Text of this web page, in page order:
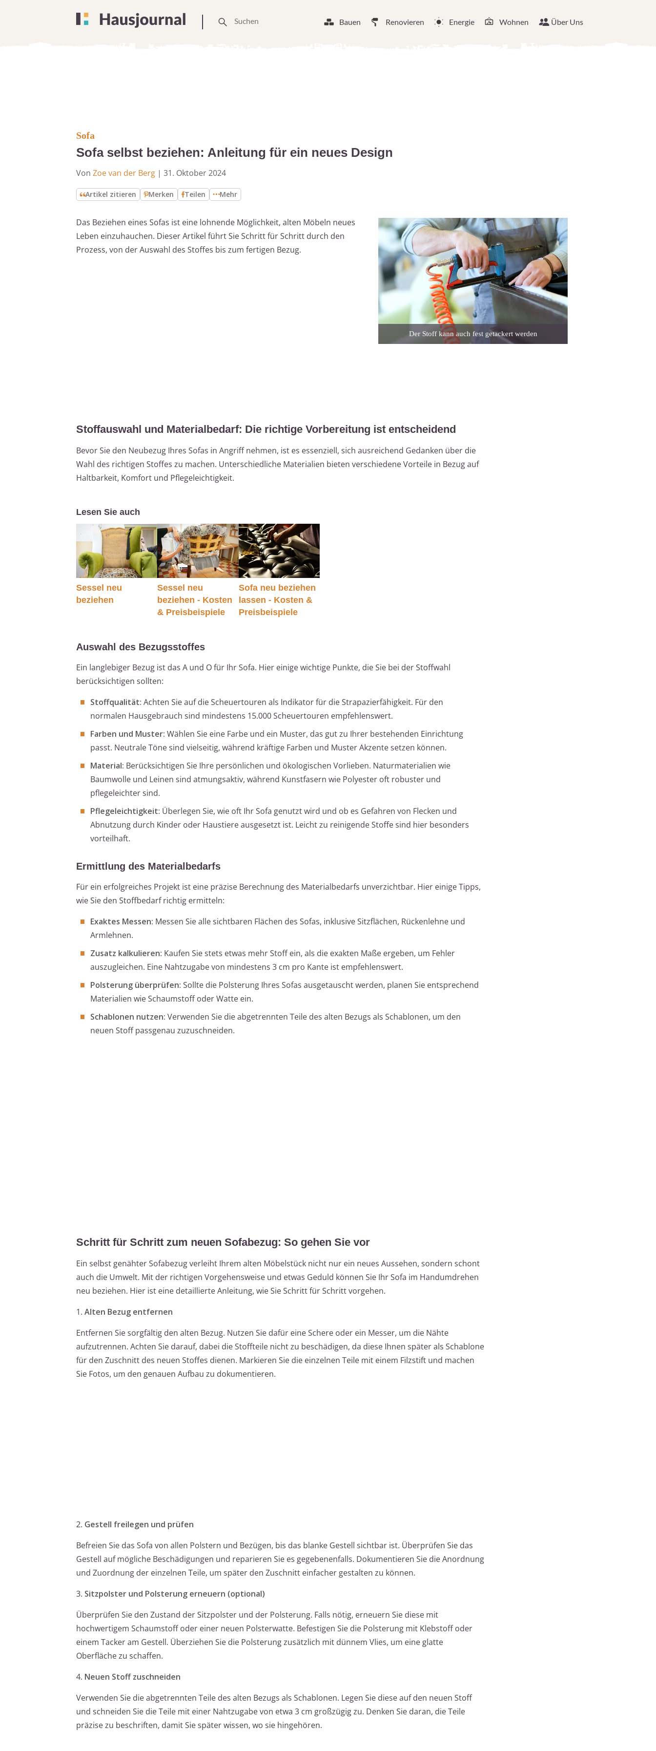
Bauen Renovieren Energie Wohnen Über Uns
Sofa
Sofa selbst beziehen: Anleitung für ein neues Design
Von Zoe van der Berg | 31. Oktober 2024
Artikel zitieren Merken Teilen Mehr
Das Beziehen eines Sofas ist eine lohnende Möglichkeit, alten Möbeln neues
Leben einzuhauchen. Dieser Artikel führt Sie Schritt für Schritt durch den
Prozess, von der Auswahl des Stoffes bis zum fertigen Bezug.
Der Stoff kann auch fest getackert werden
Stoffauswahl und Materialbedarf: Die richtige Vorbereitung ist entscheidend
Bevor Sie den Neubezug Ihres Sofas in Angriff nehmen, ist es essenziell, sich ausreichend Gedanken über die
Wahl des richtigen Stoffes zu machen. Unterschiedliche Materialien bieten verschiedene Vorteile in Bezug auf
Haltbarkeit, Komfort und Pflegeleichtigkeit.
Lesen Sie auch
Sessel neu
beziehen
Sessel neu
beziehen - Kosten
& Preisbeispiele
Sofa neu beziehen
lassen - Kosten &
Preisbeispiele
Auswahl des Bezugsstoffes
Ein langlebiger Bezug ist das A und O für Ihr Sofa. Hier einige wichtige Punkte, die Sie bei der Stoffwahl
berücksichtigen sollten:
Stoffqualität: Achten Sie auf die Scheuertouren als Indikator für die Strapazierfähigkeit. Für den
normalen Hausgebrauch sind mindestens 15.000 Scheuertouren empfehlenswert.
Farben und Muster: Wählen Sie eine Farbe und ein Muster, das gut zu Ihrer bestehenden Einrichtung
passt. Neutrale Töne sind vielseitig, während kräftige Farben und Muster Akzente setzen können.
Material: Berücksichtigen Sie Ihre persönlichen und ökologischen Vorlieben. Naturmaterialien wie
Baumwolle und Leinen sind atmungsaktiv, während Kunstfasern wie Polyester oft robuster und
pflegeleichter sind.
Pflegeleichtigkeit: Überlegen Sie, wie oft Ihr Sofa genutzt wird und ob es Gefahren von Flecken und
Abnutzung durch Kinder oder Haustiere ausgesetzt ist. Leicht zu reinigende Stoffe sind hier besonders
vorteilhaft.
Ermittlung des Materialbedarfs
Für ein erfolgreiches Projekt ist eine präzise Berechnung des Materialbedarfs unverzichtbar. Hier einige Tipps,
wie Sie den Stoffbedarf richtig ermitteln:
Exaktes Messen: Messen Sie alle sichtbaren Flächen des Sofas, inklusive Sitzflächen, Rückenlehne und
Armlehnen.
Zusatz kalkulieren: Kaufen Sie stets etwas mehr Stoff ein, als die exakten Maße ergeben, um Fehler
auszugleichen. Eine Nahtzugabe von mindestens 3 cm pro Kante ist empfehlenswert.
Polsterung überprüfen: Sollte die Polsterung Ihres Sofas ausgetauscht werden, planen Sie entsprechend
Materialien wie Schaumstoff oder Watte ein.
Schablonen nutzen: Verwenden Sie die abgetrennten Teile des alten Bezugs als Schablonen, um den
neuen Stoff passgenau zuzuschneiden.
Schritt für Schritt zum neuen Sofabezug: So gehen Sie vor
Ein selbst genähter Sofabezug verleiht Ihrem alten Möbelstück nicht nur ein neues Aussehen, sondern schont
auch die Umwelt. Mit der richtigen Vorgehensweise und etwas Geduld können Sie Ihr Sofa im Handumdrehen
neu beziehen. Hier ist eine detaillierte Anleitung, wie Sie Schritt für Schritt vorgehen.
1. Alten Bezug entfernen
Entfernen Sie sorgfältig den alten Bezug. Nutzen Sie dafür eine Schere oder ein Messer, um die Nähte
aufzutrennen. Achten Sie darauf, dabei die Stoffteile nicht zu beschädigen, da diese Ihnen später als Schablone
für den Zuschnitt des neuen Stoffes dienen. Markieren Sie die einzelnen Teile mit einem Filzstift und machen
Sie Fotos, um den genauen Aufbau zu dokumentieren.
2. Gestell freilegen und prüfen
Befreien Sie das Sofa von allen Polstern und Bezügen, bis das blanke Gestell sichtbar ist. Überprüfen Sie das
Gestell auf mögliche Beschädigungen und reparieren Sie es gegebenenfalls. Dokumentieren Sie die Anordnung
und Zuordnung der einzelnen Teile, um später den Zuschnitt einfacher gestalten zu können.
3. Sitzpolster und Polsterung erneuern (optional)
Überprüfen Sie den Zustand der Sitzpolster und der Polsterung. Falls nötig, erneuern Sie diese mit
hochwertigem Schaumstoff oder einer neuen Polsterwatte. Befestigen Sie die Polsterung mit Klebstoff oder
einem Tacker am Gestell. Überziehen Sie die Polsterung zusätzlich mit dünnem Vlies, um eine glatte
Oberfläche zu schaffen.
4. Neuen Stoff zuschneiden
Verwenden Sie die abgetrennten Teile des alten Bezugs als Schablonen. Legen Sie diese auf den neuen Stoff
und schneiden Sie die Teile mit einer Nahtzugabe von etwa 3 cm großzügig zu. Denken Sie daran, die Teile
präzise zu beschriften, damit Sie später wissen, wo sie hingehören.